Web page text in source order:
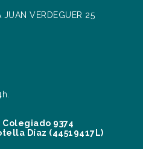
VERDEGUER 25
Colegiado 9374
Díaz (44519417L)